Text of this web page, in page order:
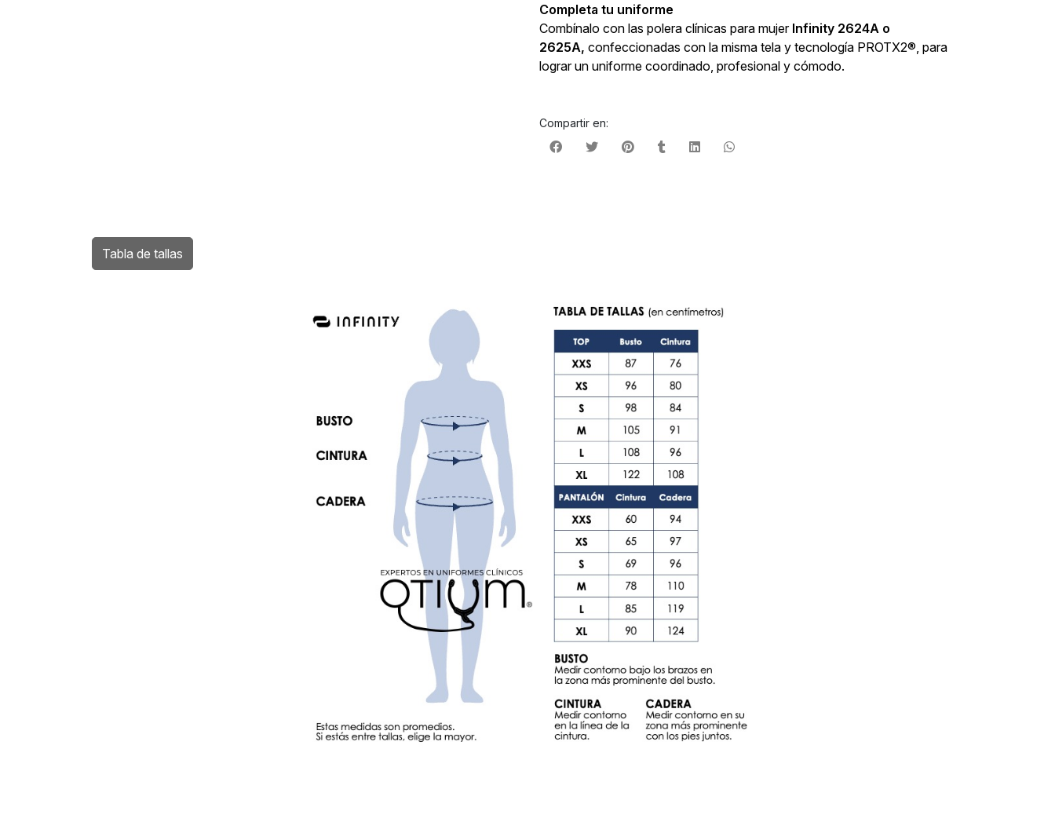
Completa tu uniforme
Combínalo con las polera clínicas para mujer Infinity 2624A o
2625A, confeccionadas con la misma tela y tecnología PROTX2®, para
lograr un uniforme coordinado, profesional y cómodo.
Compartir en:
Tabla de tallas